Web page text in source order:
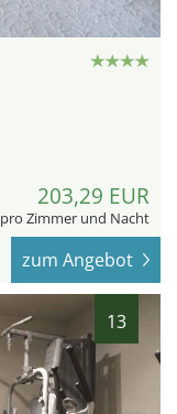
203,29 EUR
pro Zimmer und Nacht
zum Angebot
13